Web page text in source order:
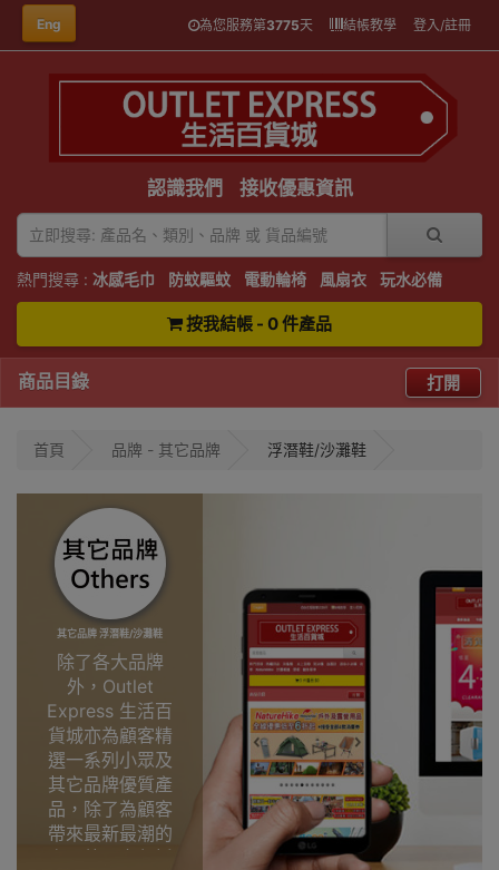
Eng 為您服務第3775天 結帳教學 登入/註冊
認識我們 接收優惠資訊
熱門搜尋 : 冰感毛巾 防蚊驅蚊 電動輪椅 風扇衣 玩水必備
按我結帳 - 0 件產品
商品目錄 打開
首頁 品牌 - 其它品牌 浮潛鞋/沙灘鞋
其它品牌 浮潛鞋/沙灘鞋
除了各大品牌
外，Outlet
Express 生活百
貨城亦為顧客精
選一系列小眾及
其它品牌優質產
品，除了為顧客
帶來最新最潮的
產品外，亦包括